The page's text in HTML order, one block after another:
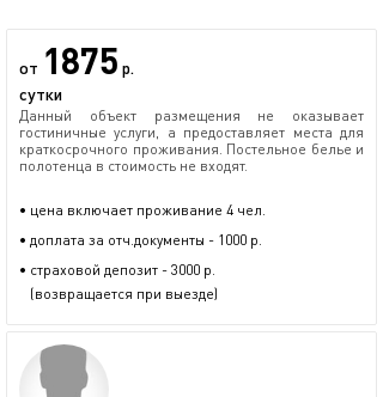
от 1875 р.
сутки
Данный объект размещения не оказывает
гостиничные услуги, а предоставляет места для
краткосрочного проживания. Постельное белье и
полотенца в стоимость не входят.
• цена включает проживание 4 чел.
• доплата за отч.документы - 1000 р.
• страховой депозит - 3000 р.
(возвращается при выезде)